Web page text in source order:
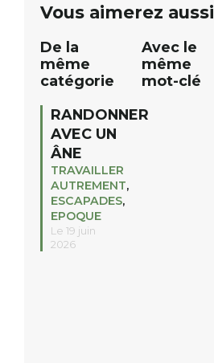
12h à […]
Vous aimerez aussi
De la
même
catégorie
RANDONNER
AVEC UN
ÂNE
TRAVAILLER
AUTREMENT,
ESCAPADES,
EPOQUE
Le 19 juin
2026
Avec le
même
mot-clé